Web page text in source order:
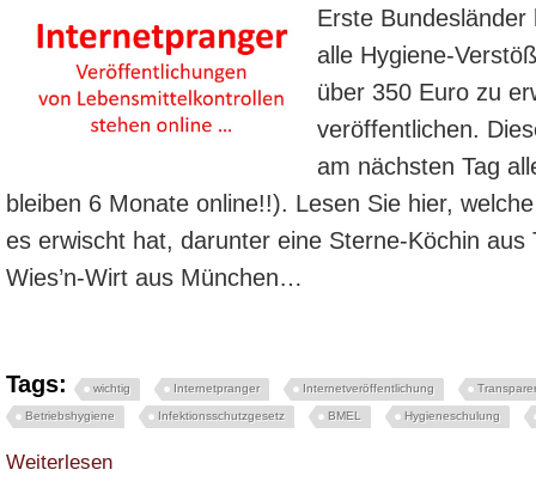
Erste
alle Hygiene-
über 350 Euro zu
veröffentlichen.
am nächsten Tag
bleiben 6 Monate online!!). Lesen Sie hier,
es erwischt hat, darunter eine Sterne-Köchin aus
Wies’n-Wirt aus München…
Tags: wichtig Internetpranger Internetveröffentlichung
Betriebshygiene Infektionsschutzgesetz BMEL Hygieneschulung
Weiterlesen